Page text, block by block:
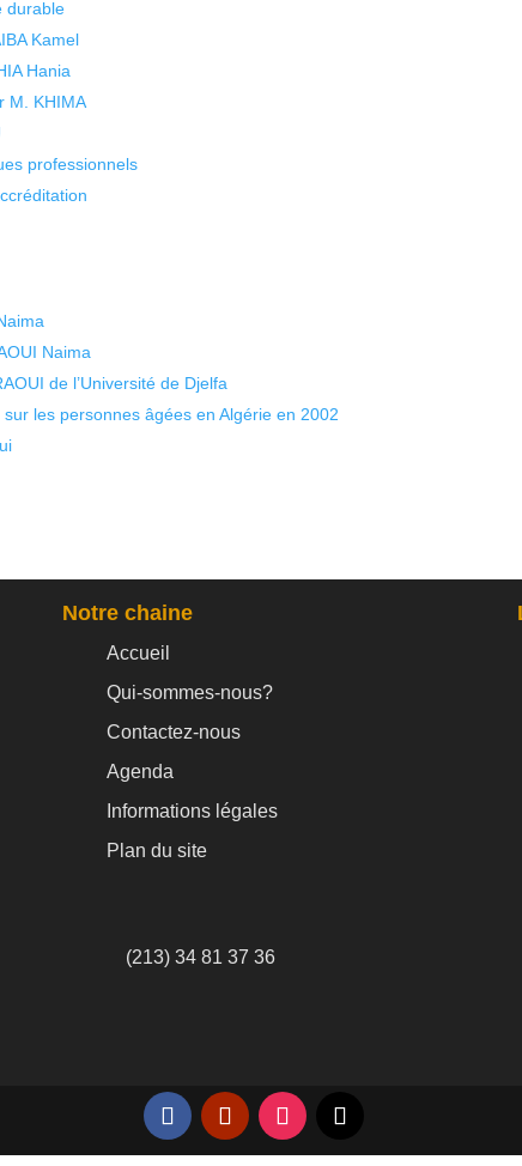
durable
Kamel
Hania
M. KHIMA
professionnels
Naima
de l’Université de Djelfa
les personnes âgées en Algérie en 2002
Notre chaine
Accueil
Qui-sommes-nous?
Contactez-nous
Agenda
Informations légales
Plan du site
(213) 34 81 37 36